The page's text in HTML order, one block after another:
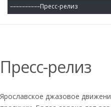
Пресс-релиз
Ярославское джазовое